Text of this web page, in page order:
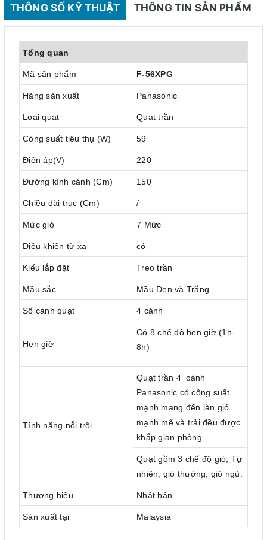
THÔNG SỐ KỸ THUẬT THÔNG TIN SẢN PHẨM
Tổng quan
Mã sản phẩm F-56XPG
Hãng sản xuất Panasonic
Loại quạt Quạt trần
Công suất tiêu thụ (W) 59
Điện áp(V) 220
Đường kính cánh (Cm) 150
Chiều dài trục (Cm) /
Mức gió 7 Mức
Điều khiển từ xa có
Kiểu lắp đặt Treo trần
Mầu sắc Mầu Đen và Trắng
Số cánh quạt 4 cánh
Hẹn giờ
Có 8 chế độ hẹn giờ (1h-
8h)
Tính năng nỗi trội
Quạt trần 4 cánh
Panasonic có công suất
mạnh mang đến làn gió
mạnh mẽ và trải đều được
khắp gian phòng.
Quạt gồm 3 chế độ gió, Tự
nhiên, gió thường, gió ngủ.
Thương hiệu Nhật bản
Sản xuất tại Malaysia